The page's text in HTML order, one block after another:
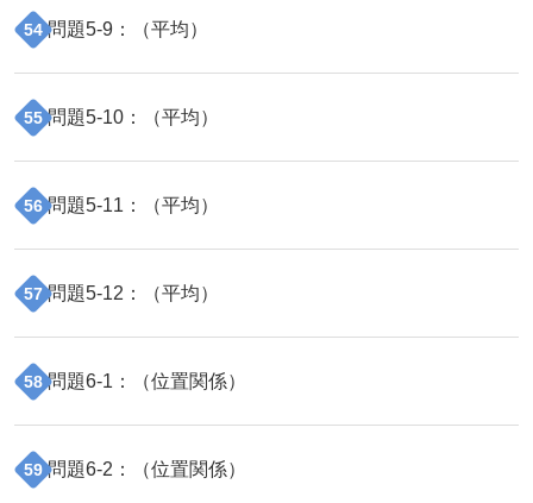
54 問題5-9 ：（平均）
55 問題5-10 ：（平均）
56 問題5-11 ：（平均）
57 問題5-12 ：（平均）
58 問題6-1 ：（位置関係）
59 問題6-2 ：（位置関係）